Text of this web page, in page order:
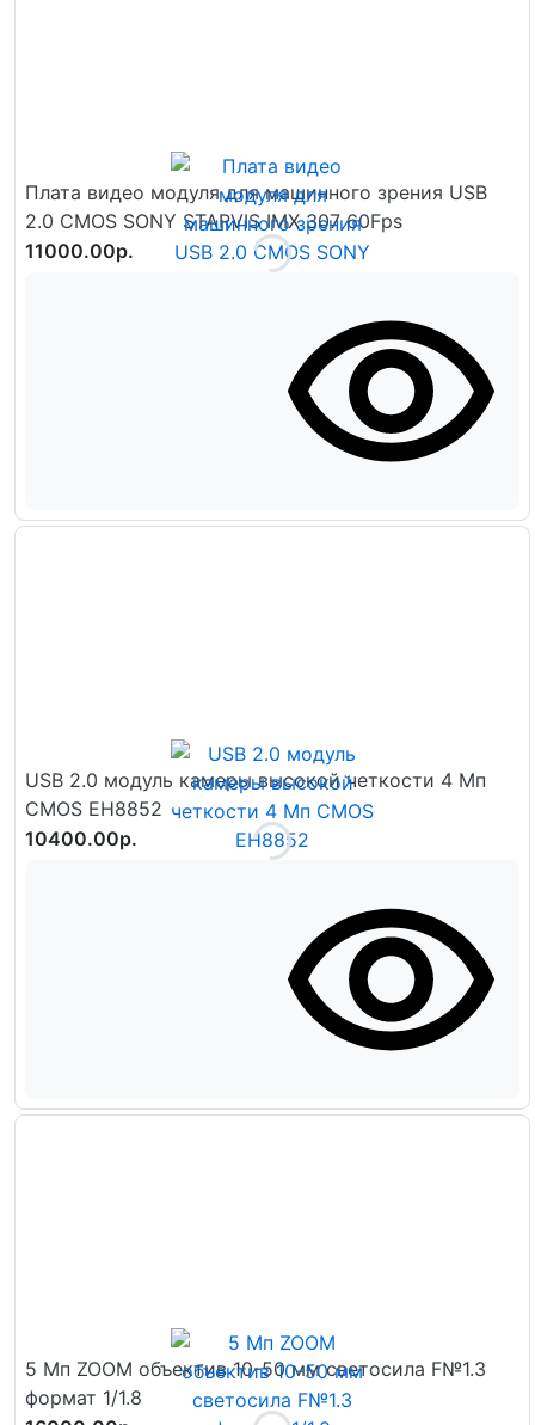
Плата видео модуля для машинного зрения USB
2.0 CMOS SONY STARVIS IMX 307 60Fps
11000.00р.
USB 2.0 модуль камеры высокой четкости 4 Мп
CMOS ЕН8852
10400.00р.
5 Мп ZOOM объектив 10-50 мм светосила F№1.3
формат 1/1.8